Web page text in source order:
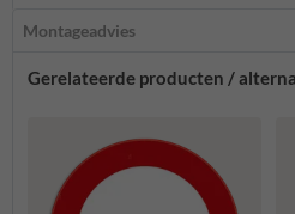
Montageadvies
Gerelateerde producten /